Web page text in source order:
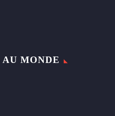
MONDE